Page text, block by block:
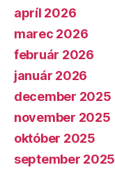
apríl 2026
marec 2026
február 2026
január 2026
december 2025
november 2025
október 2025
september 2025